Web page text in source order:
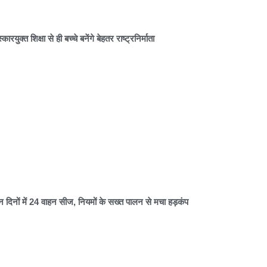
शिक्षा से ही बच्चे बनेंगे बेहतर राष्ट्रनिर्माता
दिनों में 24 वाहन सीज, नियमों के सख्त पालन से मचा हड़कंप